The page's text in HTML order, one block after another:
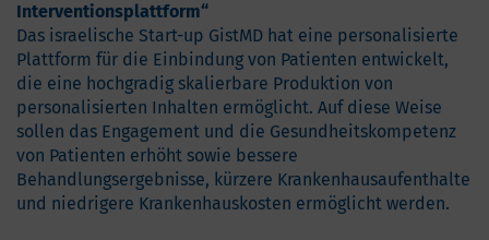
Interventionsplattform“
Das israelische Start-up GistMD hat eine personalisierte
Plattform für die Einbindung von Patienten entwickelt,
die eine hochgradig skalierbare Produktion von
personalisierten Inhalten ermöglicht. Auf diese Weise
sollen das Engagement und die Gesundheitskompetenz
von Patienten erhöht sowie bessere
Behandlungsergebnisse, kürzere Krankenhausaufenthalte
und niedrigere Krankenhauskosten ermöglicht werden.